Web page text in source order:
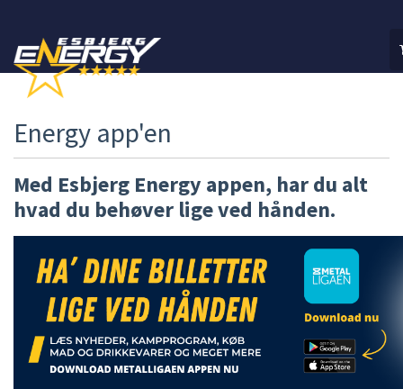
MIN KONTO
SÆSONKORT
UNLIMITED
INFO
APP'EN
Energy app'en
Med Esbjerg Energy appen, har du alt
hvad du behøver lige ved hånden.